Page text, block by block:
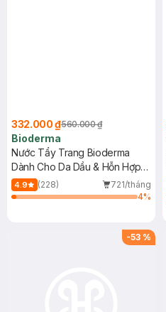
332.000 ₫560.000 ₫
Bioderma
Nước Tẩy Trang Bioderma
Dành Cho Da Dầu & Hỗn Hợp
500ml
4.9 (228)
721/tháng
4%
-53 %